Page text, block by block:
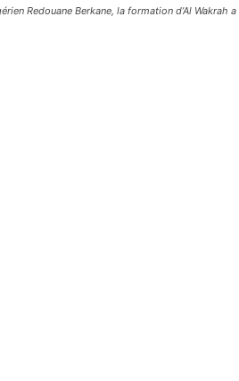
Redouane Berkane, la formation d’Al Wakrah